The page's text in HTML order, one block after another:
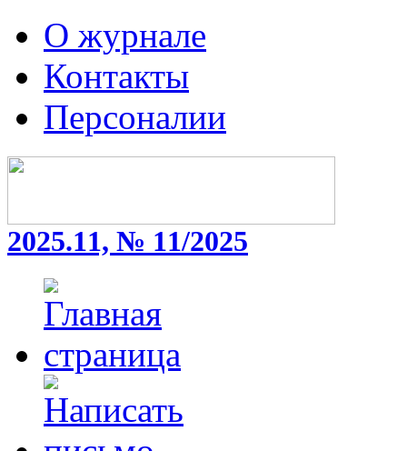
О журнале
Контакты
Персоналии
2025.11, № 11/2025